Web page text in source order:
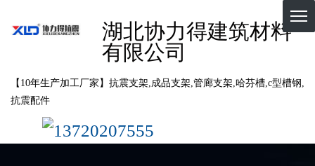
湖北协力得建筑材料
有限公司
【10年生产加工厂家】抗震支架,成品支架,管廊支架,哈芬槽,c型槽钢,
抗震配件
13720207555